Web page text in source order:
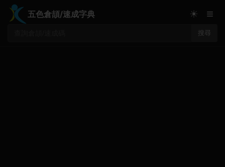
五色倉頡/速成字典
搜尋
☀ ≡